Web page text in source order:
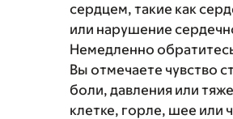
сердцем, такие как
или нарушение
Немедленно
Вы отмечаете чувство
боли, давления или
клетке, горле, шее или